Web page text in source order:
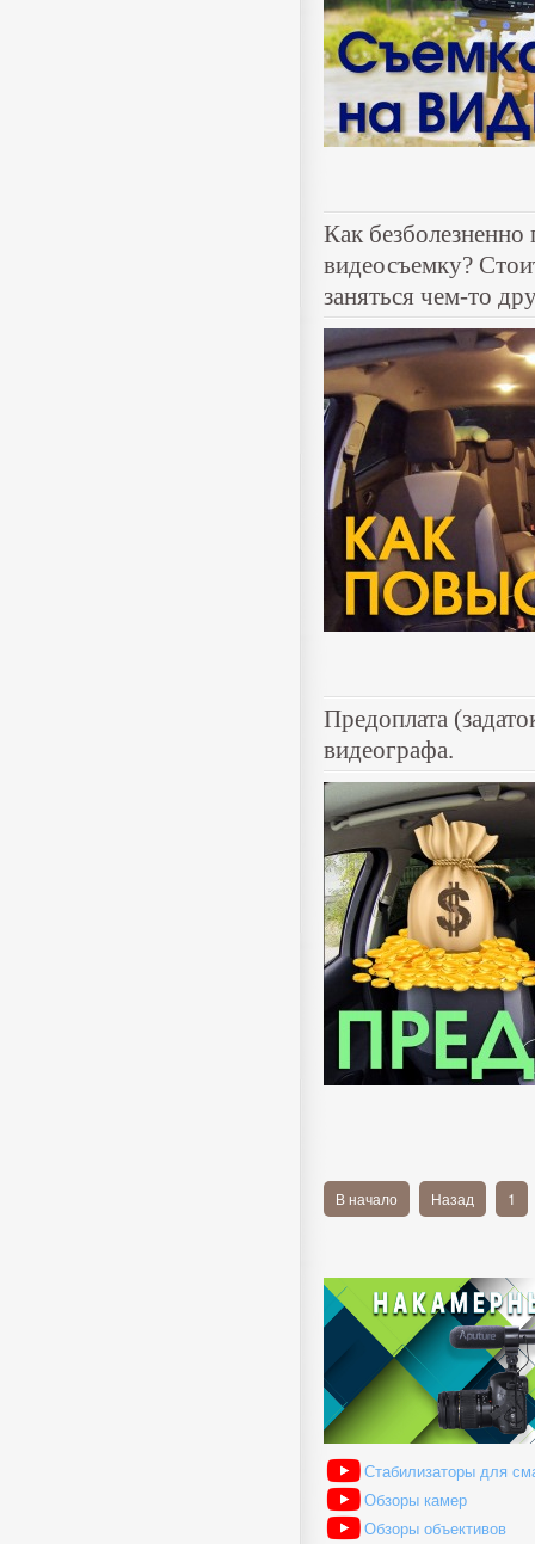
Как
видеосъемку?
заняться чем-то
Предоплата
видеографа.
В начало Назад 1
Стабилизаторы для
Обзоры камер
Обзоры объективов